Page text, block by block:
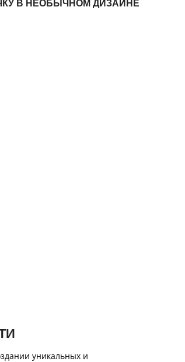
В НЕОБЫЧНОМ ДИЗАЙНЕ
уникальных и